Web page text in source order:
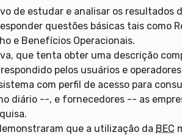
de estudar e analisar os resultados
questões básicas tais
e Benefícios Operacionais.
que tenta obter uma descrição
pelos usuários e
com perfil de acesso para
diário --, e fornecedores -- as
que a utilização da BEC